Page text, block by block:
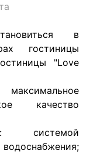
в
гостиницы
"Love
качество
системой